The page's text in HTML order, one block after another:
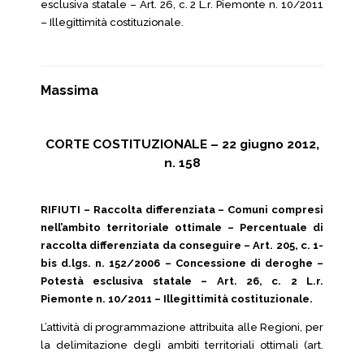
esclusiva statale – Art. 26, c. 2 L.r. Piemonte n. 10/2011
– Illegittimità costituzionale.
Massima
CORTE COSTITUZIONALE – 22 giugno 2012,
n. 158
RIFIUTI – Raccolta differenziata – Comuni compresi
nell’ambito territoriale ottimale – Percentuale di
raccolta differenziata da conseguire – Art. 205, c. 1-
bis d.lgs. n. 152/2006 – Concessione di deroghe –
Potestà esclusiva statale – Art. 26, c. 2 L.r.
Piemonte n. 10/2011 – Illegittimità costituzionale.
L’attività di programmazione attribuita alle Regioni, per
la delimitazione degli ambiti territoriali ottimali (art.